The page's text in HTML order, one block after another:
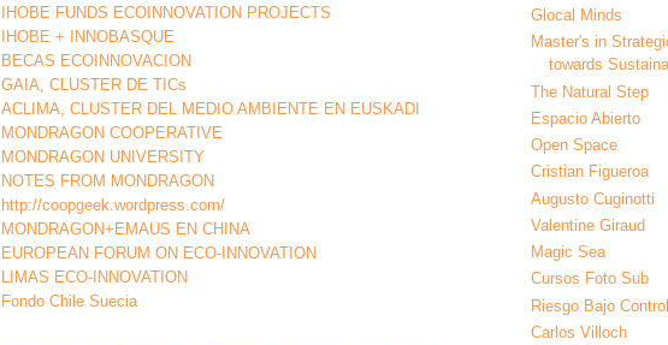
IHOBE FUNDS ECOINNOVATION PROJECTS
IHOBE + INNOBASQUE
BECAS ECOINNOVACION
GAIA, CLUSTER DE TICs
ACLIMA, CLUSTER DEL MEDIO AMBIENTE EN EUSKADI
MONDRAGON COOPERATIVE
MONDRAGON UNIVERSITY
NOTES FROM MONDRAGON
http://coopgeek.wordpress.com/
MONDRAGON+EMAUS EN CHINA
EUROPEAN FORUM ON ECO-INNOVATION
LIMAS ECO-INNOVATION
Fondo Chile Suecia
Glocal Minds
Master's in
towards
The Natural Step
Espacio Abierto
Open Space
Cristian Figueroa
Augusto Cuginotti
Valentine Giraud
Magic Sea
Cursos Foto Sub
Riesgo Bajo Control
Carlos Villoch